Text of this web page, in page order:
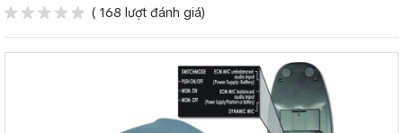
( 168 lượt đánh giá)